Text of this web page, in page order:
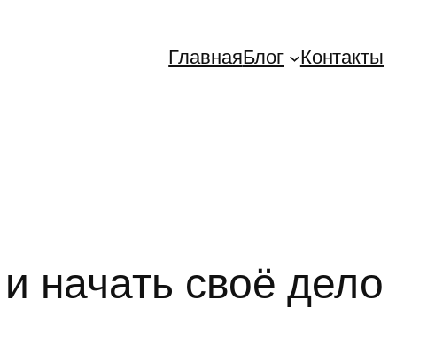
ГлавнаяБлог Контакты
начать своё дело